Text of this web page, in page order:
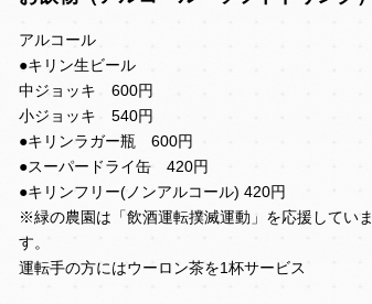
アルコール
●キリン生ビール
中ジョッキ 600円
小ジョッキ 540円
●キリンラガー瓶 600円
●スーパードライ缶 420円
●キリンフリー(ノンアルコール) 420円
※緑の農園は「飲酒運転撲滅運動」を応援していま
す。
運転手の方にはウーロン茶を1杯サービス